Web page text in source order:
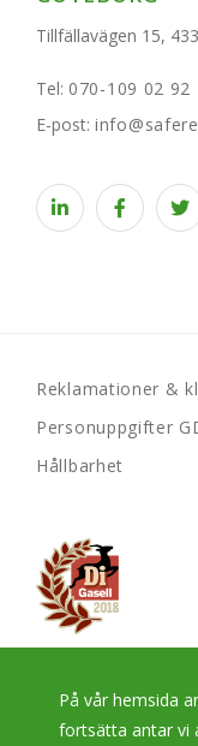
Tillfällavägen 15,
Tel: 070-109 02 92
E-post:
Powered by
Reklamationer &
Personuppgifter
Hållbarhet
På vår hemsida
fortsätta antar vi